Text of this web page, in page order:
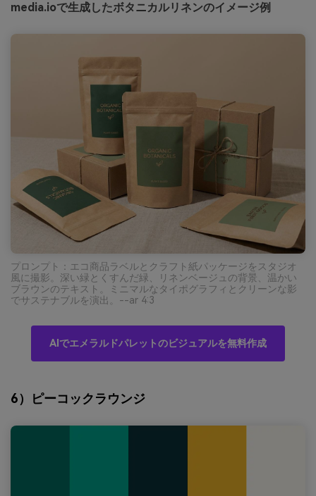
media.ioで生成したボタニカルリネンのイメージ例
プロンプト：エコ商品ラベルとクラフト紙パッケージをスタジオ
風に撮影。深い緑とくすんだ緑、リネンベージュの背景、温かい
ブラウンのテキスト。ミニマルなタイポグラフィとクリーンな影
でサステナブルを演出。--ar 4:3
AIでエメラルドパレットのビジュアルを無料作成
6）ピーコックラウンジ